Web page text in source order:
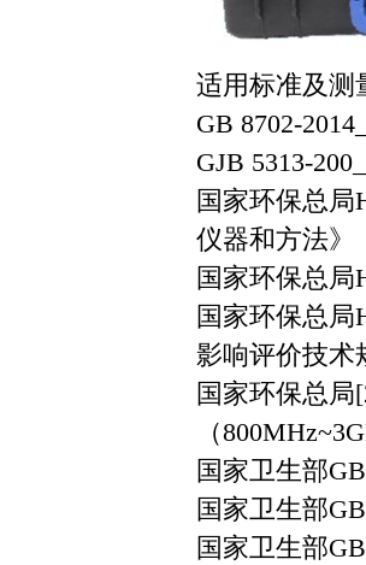
适用标准及测
GB 8702-
GJB 5313-
国家环保总局
仪器和方法》
国家环保总局
国家环保总局
影响评价技术
国家环保总局
（
国家卫生部
国家卫生部
国家卫生部